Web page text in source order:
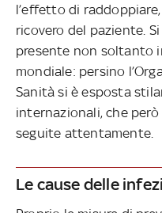
l’effetto di
ricovero del paziente.
presente non soltanto
mondiale: persino
Sanità si è esposta
internazionali, che
seguite attentamente.
Le cause delle